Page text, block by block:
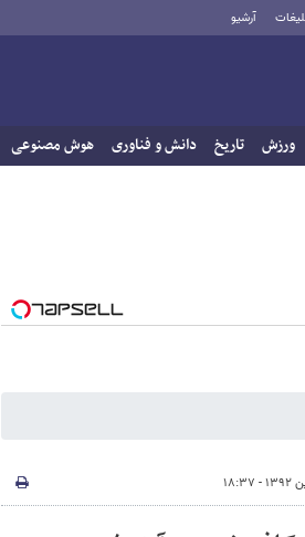
آرشیو
ورزش تاریخ دانش و فناوری هوش مصنوعی